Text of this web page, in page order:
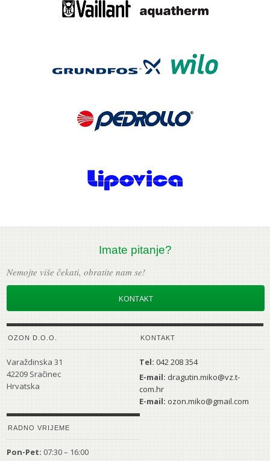
Imate pitanje?
Nemojte više čekati, obratite nam se!
KONTAKT
OZON D.O.O.
Varaždinska 31
42209 Sračinec
Hrvatska
KONTAKT
Tel: 042 208 354
E-mail: dragutin.miko@vz.t-
com.hr
E-mail: ozon.miko@gmail.com
RADNO VRIJEME
Pon-Pet: 07:30 – 16:00